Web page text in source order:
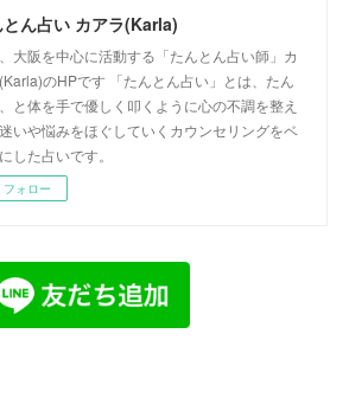
とん占い カアラ(Karla)
大阪を中心に活動する「たんとん占い師」カ
のHPです 「たんとん占い」とは、たん
と体を手で優しく叩くように心の不調を整え
いや悩みをほぐしていくカウンセリングをベ
した占いです。
フォロー